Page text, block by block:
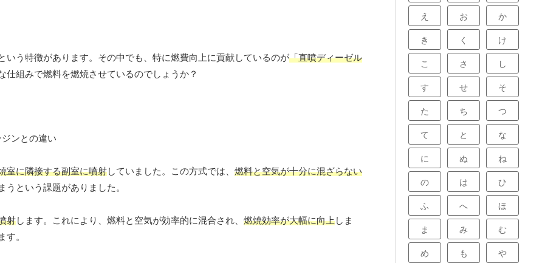
う特徴があります。その中でも、特に燃費向上に貢献しているのが「直噴ディーゼル
組みで燃料を燃焼させているのでしょうか？
室に隣接する副室に噴射していました。この方式では、 燃料と空気が十分に混ざらない
という課題がありました。
射します。これにより、燃料と空気が効率的に混合され、 燃焼効率が大幅に向上しま
。
え お か
き く け
こ さ し
す せ そ
た ち つ
て と な
に ぬ ね
の は ひ
ふ へ ほ
ま み む
め も や